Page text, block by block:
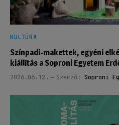
KULTÚRA
Színpadi-makettek, egyéni
kiállítás a Soproni Egyetem
2026.06.12. Szerző: Soproni